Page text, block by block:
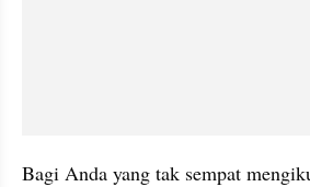
Bagi Anda yang tak sempat